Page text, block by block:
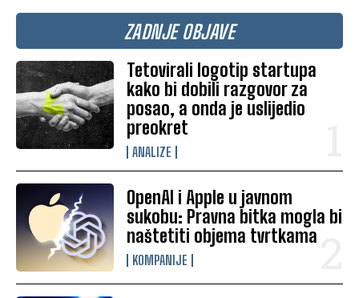
ZADNJE OBJAVE
Tetovirali logotip startupa
kako bi dobili razgovor za
posao, a onda je uslijedio
preokret
ANALIZE
OpenAI i Apple u javnom
sukobu: Pravna bitka mogla bi
naštetiti objema tvrtkama
KOMPANIJE